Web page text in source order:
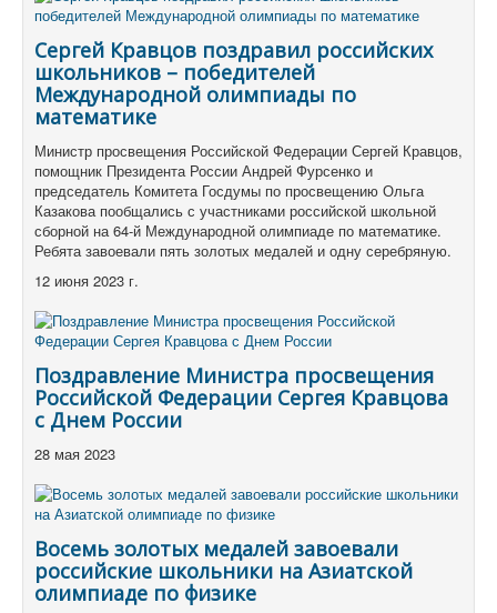
Сергей Кравцов поздравил российских
школьников – победителей
Международной олимпиады по
математике
Министр просвещения Российской Федерации Сергей Кравцов,
помощник Президента России Андрей Фурсенко и
председатель Комитета Госдумы по просвещению Ольга
Казакова пообщались с участниками российской школьной
сборной на 64-й Международной олимпиаде по математике.
Ребята завоевали пять золотых медалей и одну серебряную.
12 июня 2023 г.
Поздравление Министра просвещения
Российской Федерации Сергея Кравцова
с Днем России
28 мая 2023
Восемь золотых медалей завоевали
российские школьники на Азиатской
олимпиаде по физике